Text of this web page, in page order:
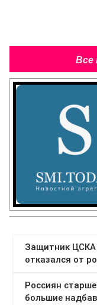
Все